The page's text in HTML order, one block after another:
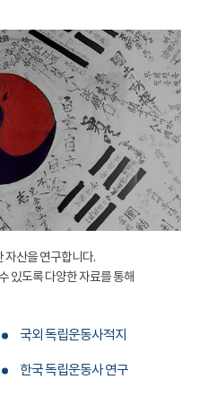
자산을 연구합니다.
있도록 다양한 자료를 통해
국외 독립운동사적지
한국 독립운동사 연구